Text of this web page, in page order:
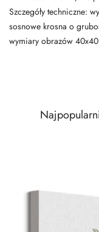
Szczegóły techniczne:
sosnowe krosna o
wymiary obrazów